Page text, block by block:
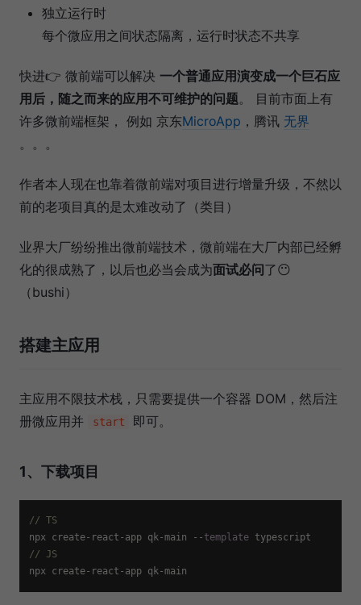
独立运行时
每个微应用之间状态隔离，运行时状态不共享
快进👉 微前端可以解决 一个普通应用演变成一个巨石应
用后，随之而来的应用不可维护的问题。 目前市面上有
许多微前端框架， 例如 京东MicroApp ，腾讯 无界
。。。
作者本人现在也靠着微前端对项目进行增量升级，不然以
前的老项目真的是太难改动了（类目）
业界大厂纷纷推出微前端技术，微前端在大厂内部已经孵
化的很成熟了，以后也必当会成为面试必问了😶
（bushi）
搭建主应用
主应用不限技术栈，只需要提供一个容器 DOM，然后注
册微应用并
start 即可。
1、下载项目
// TS
npx create-react-app qk-main -- template
// JS